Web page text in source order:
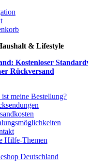
& Lifestyle
Kostenloser
Rückversand
ist meine Bestellung?
Hilfe-Themen